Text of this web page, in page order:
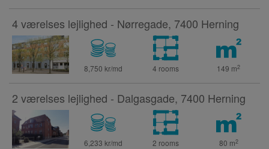
4 værelses lejlighed - Nørregade, 7400 Herning
8,750 kr/md 4 rooms 149 m2
2 værelses lejlighed - Dalgasgade, 7400 Herning
6,233 kr/md 2 rooms 80 m2